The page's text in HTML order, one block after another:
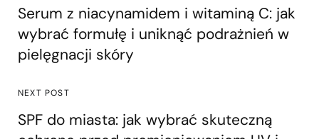
Serum z niacynamidem i witaminą C: jak
wybrać formułę i uniknąć podrażnień w
pielęgnacji skóry
NEXT POST
SPF do miasta: jak wybrać skuteczną